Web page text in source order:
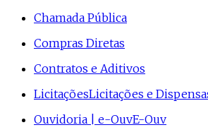
Chamada Pública
Compras Diretas
Contratos e Aditivos
LicitaçõesLicitações e
Ouvidoria | e-OuvE-Ouv